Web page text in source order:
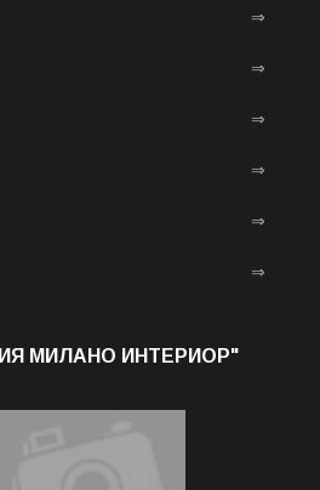
⇒
⇒
⇒
⇒
⇒
⇒
МИЛАНО ИНТЕРИОР"